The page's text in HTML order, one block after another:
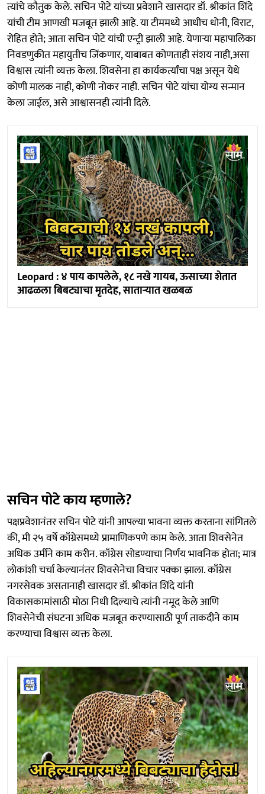
त्यांचे कौतुक केले. सचिन पोटे यांच्या प्रवेशाने खासदार डॉ. श्रीकांत शिंदे
यांची टीम आणखी मजबूत झाली आहे. या टीममध्ये आधीच धोनी, विराट,
रोहित होते; आता सचिन पोटे यांची एन्ट्री झाली आहे. येणाऱ्या महापालिका
निवडणुकीत महायुतीच जिंकणार, याबाबत कोणताही संशय नाही,असा
विश्वास त्यांनी व्यक्त केला. शिवसेना हा कार्यकर्त्यांचा पक्ष असून येथे
कोणी मालक नाही, कोणी नोकर नाही. सचिन पोटे यांचा योग्य सन्मान
केला जाईल, असे आश्वासनही त्यांनी दिले.
Leopard : ४ पाय कापलेले, १८ नखे गायब, ऊसाच्या शेतात
आढळला बिबट्याचा मृतदेह, साताऱ्यात खळबळ
सचिन पोटे काय म्हणाले?
पक्षप्रवेशानंतर सचिन पोटे यांनी आपल्या भावना व्यक्त करताना सांगितले
की, मी २५ वर्षे काँग्रेसमध्ये प्रामाणिकपणे काम केले. आता शिवसेनेत
अधिक उर्मीने काम करीन. काँग्रेस सोडण्याचा निर्णय भावनिक होता; मात्र
लोकांशी चर्चा केल्यानंतर शिवसेनेचा विचार पक्का झाला. काँग्रेस
नगरसेवक असतानाही खासदार डॉ. श्रीकांत शिंदे यांनी
विकासकामांसाठी मोठा निधी दिल्याचे त्यांनी नमूद केले आणि
शिवसेनेची संघटना अधिक मजबूत करण्यासाठी पूर्ण ताकदीने काम
करण्याचा विश्वास व्यक्त केला.